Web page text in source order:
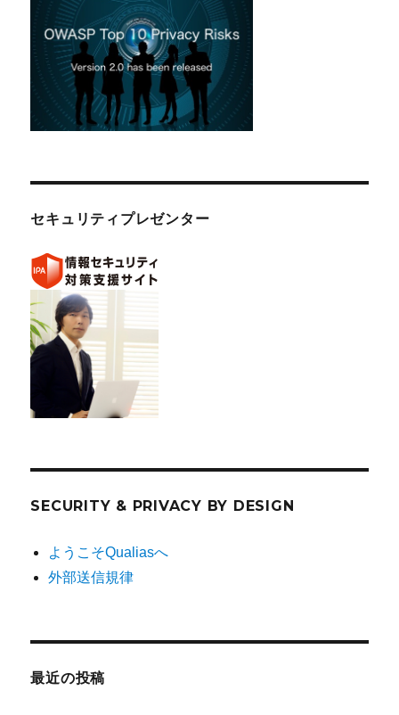
セキュリティプレゼンター
SECURITY & PRIVACY BY DESIGN
ようこそQualiasへ
外部送信規律
最近の投稿